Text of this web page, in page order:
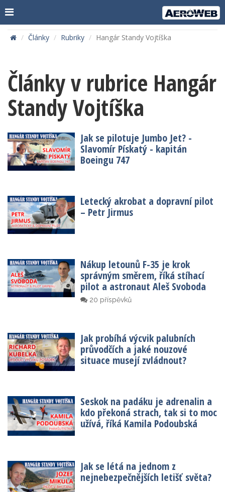
Články Rubriky Hangár Standy Vojtíška
Články v rubrice Hangár
Standy Vojtíška
Jak se pilotuje Jumbo Jet? -
Slavomír Pískatý - kapitán
Boeingu 747
Letecký akrobat a dopravní pilot
– Petr Jirmus
Nákup letounů F-35 je krok
správným směrem, říká stíhací
pilot a astronaut Aleš Svoboda
20 příspěvků
Jak probíhá výcvik palubních
průvodčích a jaké nouzové
situace musejí zvládnout?
Seskok na padáku je adrenalin a
kdo překoná strach, tak si to moc
užívá, říká Kamila Podoubská
Jak se létá na jednom z
nejnebezpečnějších letišť světa?